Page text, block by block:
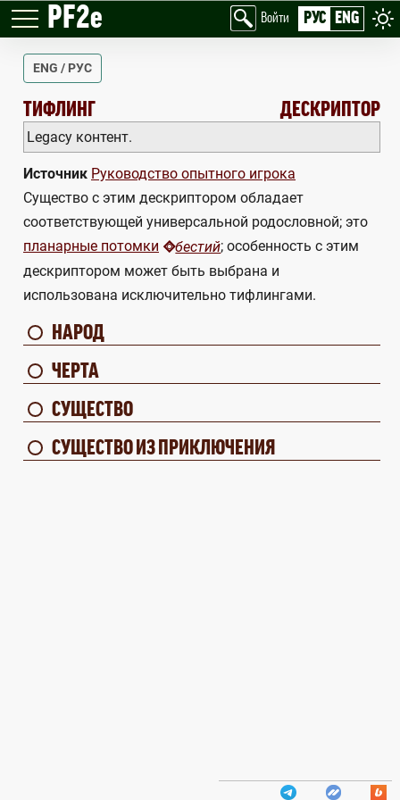
PF2e Войти РУС ENG
ENG / РУС
ТИФЛИНГ
TIEFLING ДЕСКРИПТОР
Legacy контент.
Источник Руководство опытного игрока
Существо с этим дескриптором обладает
соответствующей универсальной родословной; это
планарные потомки
бестий; особенность с этим
дескриптором может быть выбрана и
использована исключительно тифлингами.
НАРОД
ЧЕРТА
СУЩЕСТВО
СУЩЕСТВО ИЗ ПРИКЛЮЧЕНИЯ